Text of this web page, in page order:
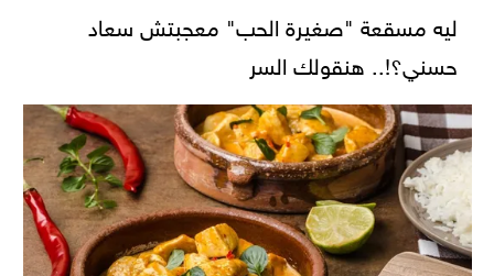
ليه مسقعة "صغيرة الحب" معجبتش سعاد
حسني؟!.. هنقولك السر